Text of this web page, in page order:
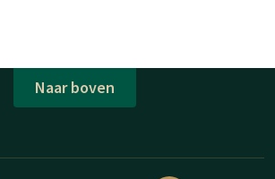
Naar boven